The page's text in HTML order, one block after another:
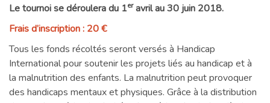
Le tournoi se déroulera du 1eravril au 30 juin 2018.
Frais d’inscription : 20 €
Tous les fonds récoltés seront versés à Handicap
International pour soutenir les projets liés au handicap et à
la malnutrition des enfants. La malnutrition peut provoquer
des handicaps mentaux et physiques. Grâce à la distribution